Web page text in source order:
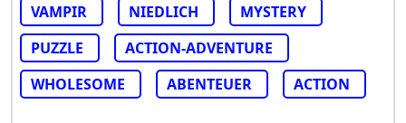
VAMPIR
NIEDLICH
MYSTERY
PUZZLE
ACTION-ADVENTURE
WHOLESOME
ABENTEUER ACTION